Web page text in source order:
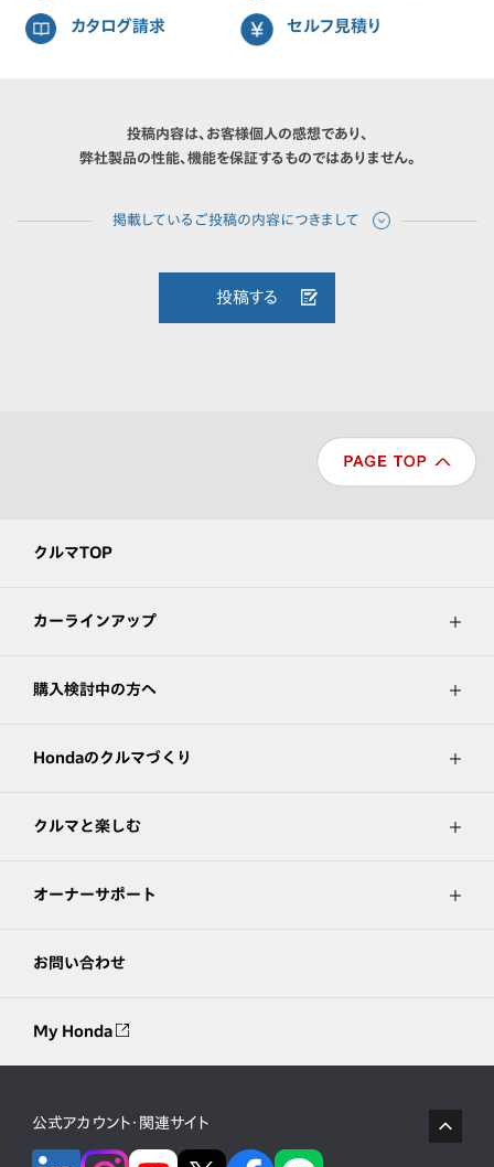
カタログ請求 セルフ見積り
投稿内容は、お客様個人の感想であり、
弊社製品の性能、機能を保証するものではありません。
投稿する
クルマTOP
カーラインアップ
購入検討中の方へ
Hondaのクルマづくり
クルマと楽しむ
オーナーサポート
お問い合わせ
My Honda
公式アカウント・関連サイト